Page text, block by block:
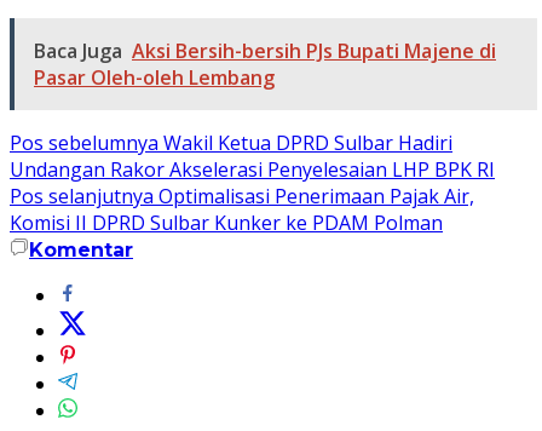
Baca Juga Aksi Bersih-bersih PJs Bupati Majene di
Pasar Oleh-oleh Lembang
Navigasi
pos
Pos sebelumnya Wakil Ketua DPRD Sulbar Hadiri
Undangan Rakor Akselerasi Penyelesaian LHP BPK RI
Pos selanjutnya Optimalisasi Penerimaan Pajak Air,
Komisi II DPRD Sulbar Kunker ke PDAM Polman
Komentar